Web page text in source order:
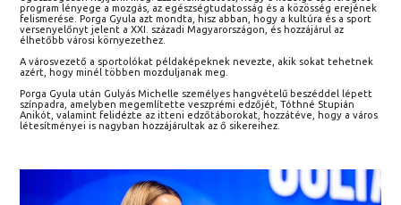
program lényege a mozgás, az egészségtudatosság és a közösség erejének
felismerése. Porga Gyula azt mondta, hisz abban, hogy a kultúra és a sport
versenyelőnyt jelent a XXI. századi Magyarországon, és hozzájárul az
élhetőbb városi környezethez.
A városvezető a sportolókat példaképeknek nevezte, akik sokat tehetnek
azért, hogy minél többen mozduljanak meg.
Porga Gyula után Gulyás Michelle személyes hangvételű beszéddel lépett
színpadra, amelyben megemlítette veszprémi edzőjét, Tóthné Stupián
Anikót, valamint felidézte az itteni edzőtáborokat, hozzátéve, hogy a város
létesítményei is nagyban hozzájárultak az ő sikereihez.